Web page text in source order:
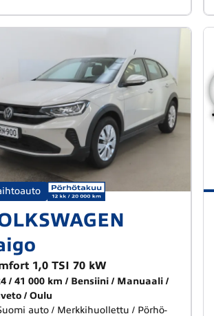
1,0 TSI 70 kW
41 000 km Bensiini
Manuaali
Oulu
auto / Merkkihuollettu / Pörhö-